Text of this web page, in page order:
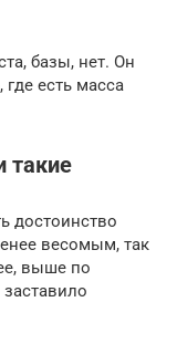
базы, нет. Он
где есть масса
такие
достоинство
весомым, так
выше по
заставило